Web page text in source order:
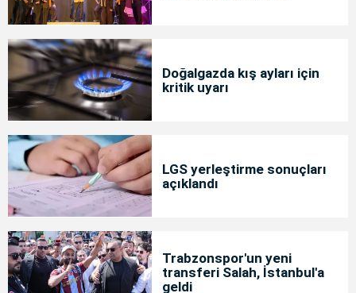
Doğalgazda kış ayları için
kritik uyarı
LGS yerleştirme sonuçları
açıklandı
Trabzonspor'un yeni
transferi Salah, İstanbul'a
geldi